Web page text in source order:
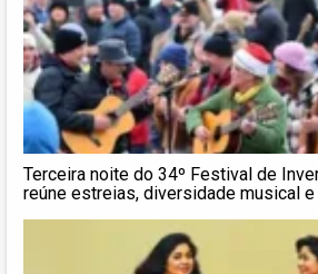
Terceira noite do 34º Festival de
reúne estreias, diversidade musical